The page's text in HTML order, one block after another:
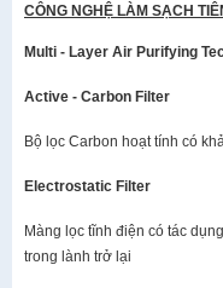
CÔNG NGHỆ LÀM SẠCH
Multi - Layer Air Purifying
Active - Carbon Filter
Bộ lọc Carbon hoạt tính có
Electrostatic Filter
Màng lọc tĩnh điện có tác
trong lành trở lại